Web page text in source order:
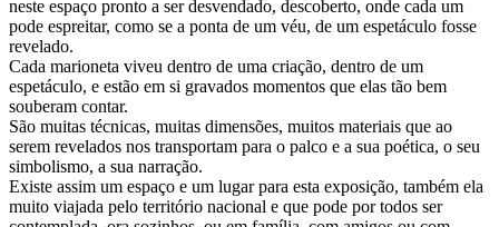
neste espaço pronto a ser desvendado, descoberto, onde cada um
pode espreitar, como se a ponta de um véu, de um espetáculo fosse
revelado.
Cada marioneta viveu dentro de uma criação, dentro de um
espetáculo, e estão em si gravados momentos que elas tão bem
souberam contar.
São muitas técnicas, muitas dimensões, muitos materiais que ao
serem revelados nos transportam para o palco e a sua poética, o seu
simbolismo, a sua narração.
Existe assim um espaço e um lugar para esta exposição, também ela
muito viajada pelo território nacional e que pode por todos ser